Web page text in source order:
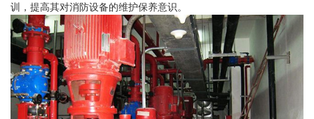
训，提高其对消防设备的维护保养意识。